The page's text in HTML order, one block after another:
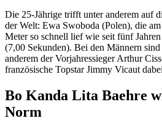
Die 25-Jährige trifft unter anderem auf
der Welt: Ewa Swoboda (Polen), die
Meter so schnell lief wie seit fünf
(7,00 Sekunden). Bei den Männern
anderem der Vorjahressieger Arthur
französische Topstar Jimmy Vicaut
Bo Kanda Lita Baehre
Norm